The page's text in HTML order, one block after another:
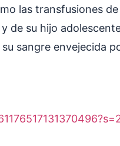
las transfusiones
de su hijo
sangre envejecida